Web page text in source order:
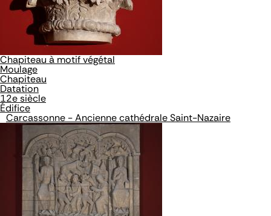
Chapiteau à motif végétal
Moulage
Chapiteau
Datation
12e siècle
Édifice
Carcassonne - Ancienne cathédrale Saint-Nazaire